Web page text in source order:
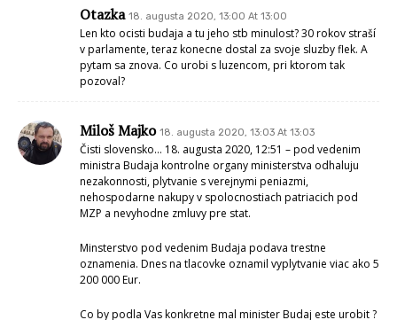
Otazka 18. augusta 2020, 13:00 At 13:00
Len kto ocisti budaja a tu jeho stb minulost? 30 rokov straší
v parlamente, teraz konecne dostal za svoje sluzby flek. A
pytam sa znova. Co urobi s luzencom, pri ktorom tak
pozoval?
Miloš Majko 18. augusta 2020, 13:03 At 13:03
Čisti slovensko… 18. augusta 2020, 12:51 – pod vedenim
ministra Budaja kontrolne organy ministerstva odhaluju
nezakonnosti, plytvanie s verejnymi peniazmi,
nehospodarne nakupy v spolocnostiach patriacich pod
MZP a nevyhodne zmluvy pre stat.
Minsterstvo pod vedenim Budaja podava trestne
oznamenia. Dnes na tlacovke oznamil vyplytvanie viac ako 5
200 000 Eur.
Co by podla Vas konkretne mal minister Budaj este urobit ?